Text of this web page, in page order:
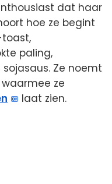
dat haar
hoe ze begint
paling,
Ze noemt
waarmee ze
laat zien.